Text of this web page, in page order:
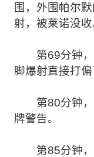
围，外围帕尔
射，被莱诺没收
第69分钟，
脚爆射直接打偏
第80分钟，
牌警告。
第85分钟，